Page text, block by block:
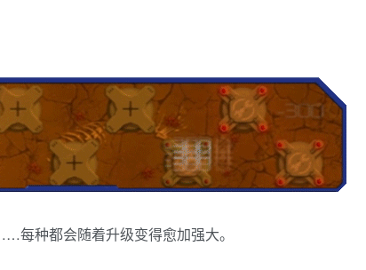
种都会随着升级变得愈加强大。